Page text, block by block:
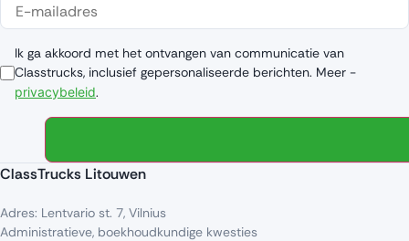
Ik ga akkoord met het ontvangen van communicatie van
Classtrucks, inclusief gepersonaliseerde berichten. Meer -
privacybeleid.
ClassTrucks Litouwen
Adres: Lentvario st. 7, Vilnius
Administratieve, boekhoudkundige kwesties